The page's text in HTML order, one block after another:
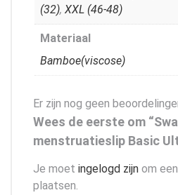
(32), XXL (46-48)
Materiaal
Bamboe(viscose)
Er zijn nog geen
Wees de eerste om
menstruatieslip Basic
Je moet ingelogd zijn om
plaatsen.